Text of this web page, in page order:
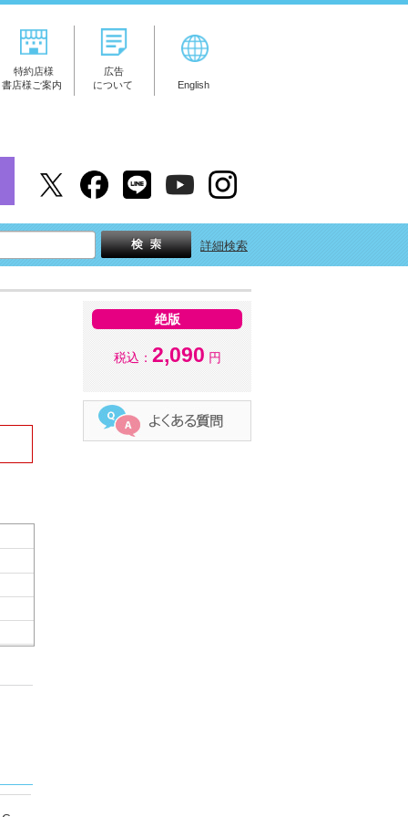
特約店様
書店様ご案内
広告
について
English
詳細検索
絶版
税込： 2,090 円